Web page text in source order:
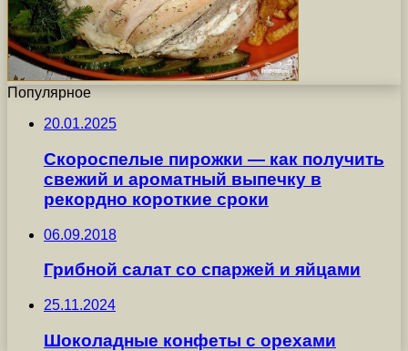
Популярное
20.01.2025
Скороспелые пирожки — как получить
свежий и ароматный выпечку в
рекордно короткие сроки
06.09.2018
Грибной салат со спаржей и яйцами
25.11.2024
Шоколадные конфеты с орехами